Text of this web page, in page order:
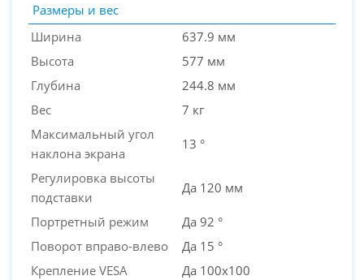
Размеры и вес
Ширина
637.9 мм
Высота
577 мм
Глубина
244.8 мм
Вес
7 кг
Максимальный угол
наклона экрана
13 °
Регулировка высоты
подставки
Да 120 мм
Портретный режим
Да 92 °
Поворот вправо-влево
Да 15 °
Крепление VESA
Да 100x100